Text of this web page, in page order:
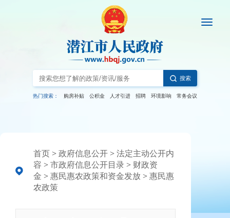
搜索
热门搜索： 购房补贴 公积金 人才引进 招聘 环境影响 常务会议
首页 > 政府信息公开 > 法定主动公开内
容 > 市政府信息公开目录 > 财政资
金 > 惠民惠农政策和资金发放 > 惠民惠
农政策